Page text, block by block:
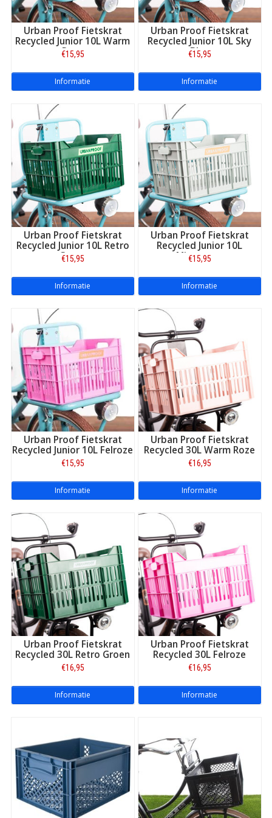
Riant assortiment:elk merk, elk type fietstas!
Urban Proof Fietskrat
Recycled Junior 10L Warm
Roze
€15,95
Informatie
Urban Proof Fietskrat
Recycled Junior 10L Sky
Blue
€15,95
Informatie
Urban Proof Fietskrat
Recycled Junior 10L Retro
Groen
€15,95
Informatie
Urban Proof Fietskrat
Recycled Junior 10L
Mintgroen
€15,95
Informatie
Urban Proof Fietskrat
Recycled Junior 10L Felroze
€15,95
Informatie
Urban Proof Fietskrat
Recycled 30L Warm Roze
€16,95
Informatie
Urban Proof Fietskrat
Recycled 30L Retro Groen
€16,95
Informatie
Urban Proof Fietskrat
Recycled 30L Felroze
€16,95
Informatie